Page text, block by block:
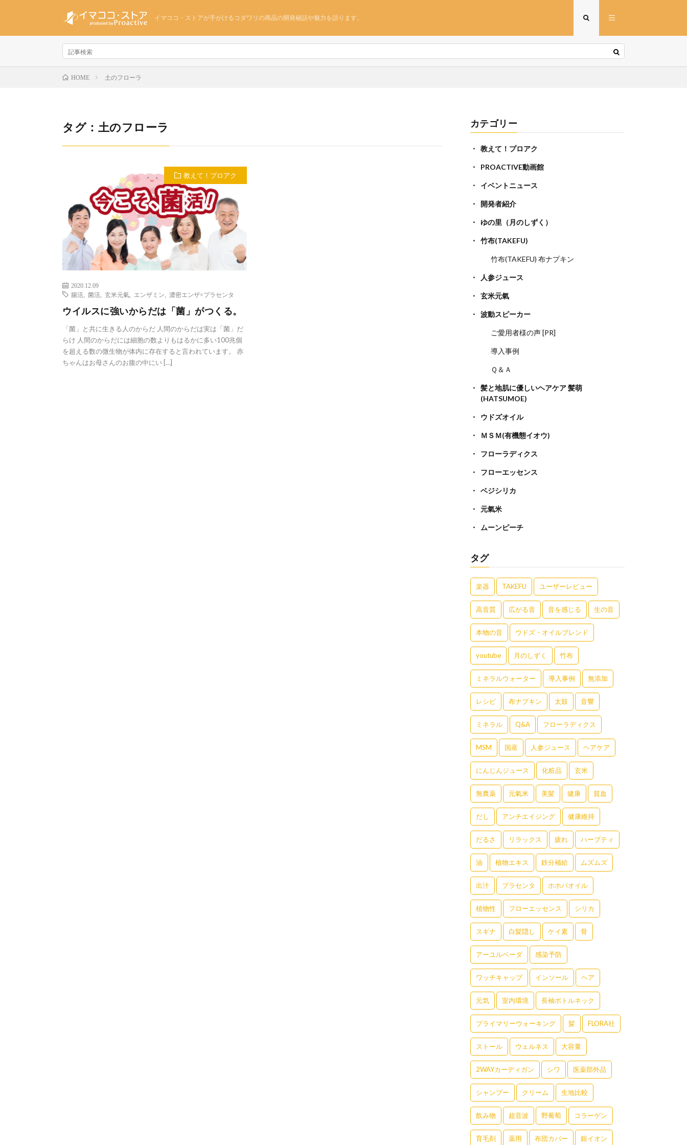
イマココ・ストアが手がけるコダワリの商品の開発秘話や魅力を語ります。
HOME 土のフローラ
タグ：土のフローラ
教えて！プロアク
2020.12.09
腸活
菌活 玄米元氣 エンザミン 濃密エンザ×プラセンタ
ウイルスに強いからだは「菌」がつくる。
「菌」と共に生きる人のからだ 人間のからだは実は「菌」だ
らけ 人間のからだには細胞の数よりもはるかに多い100兆個
を超える数の微生物が体内に存在すると言われています。 赤
ちゃんはお母さんのお腹の中にい […]
カテゴリー
教えて！プロアク
PROACTIVE動画館
イベントニュース
開発者紹介
ゆの里（月のしずく）
竹布(TAKEFU)
竹布(TAKEFU) 布ナプキン
人参ジュース
玄米元氣
波動スピーカー
ご愛用者様の声 [PR]
導入事例
Ｑ＆Ａ
髪と地肌に優しいヘアケア 髪萌
(HATSUMOE)
ウドズオイル
ＭＳＭ(有機態イオウ)
フローラディクス
フローエッセンス
ベジシリカ
元氣米
ムーンピーチ
タグ
楽器 TAKEFU ユーザーレビュー
高音質 広がる音 音を感じる 生の音
本物の音 ウドズ・オイルブレンド
youtube 月のしずく 竹布
ミネラルウォーター 導入事例 無添加
レシピ 布ナプキン 太鼓 音響
ミネラル Q&A フローラディクス
MSM 国産 人参ジュース ヘアケア
にんじんジュース 化粧品 玄米
無農薬 元氣米 美髪 健康 貧血
だし アンチエイジング 健康維持
だるさ リラックス 疲れ ハーブティ
油 植物エキス 鉄分補給 ムズムズ
出汁 プラセンタ ホホバオイル
植物性 フローエッセンス シリカ
スギナ 白髪隠し ケイ素 骨
アーユルベーダ 感染予防
ワッチキャップ インソール ヘア
元気 室内環境 長袖ボトルネック
プライマリーウォーキング 髪 FLORA社
ストール ウェルネス 大容量
2WAYカーディガン シワ 医薬部外品
シャンプー クリーム 生地比較
飲み物 超音波 野葡萄 コラーゲン
育毛剤 薬用 布団カバー 銀イオン